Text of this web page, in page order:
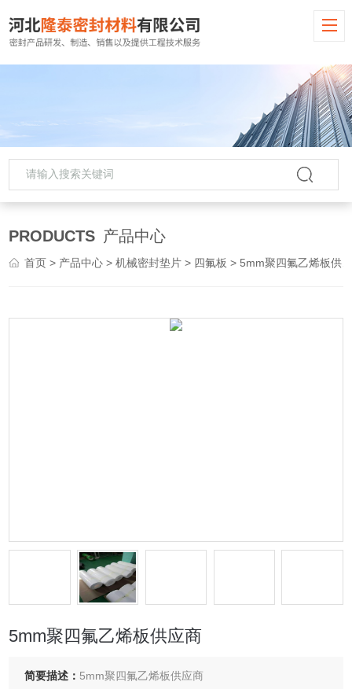
PRODUCTS 产品中心
首页 > 产品中心 >机械密封垫片 > 四氟板 > 5mm聚四氟乙烯板供应商
5mm聚四氟乙烯板供应商
简要描述： 5mm聚四氟乙烯板供应商